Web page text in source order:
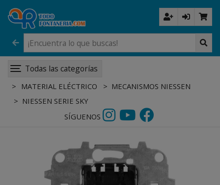
Todas las categorías
MATERIAL ELÉCTRICO
MECANISMOS NIESSEN
NIESSEN SERIE SKY
SÍGUENOS